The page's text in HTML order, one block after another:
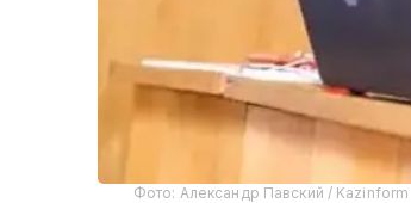
Фото: Александр Павский / Kazinform